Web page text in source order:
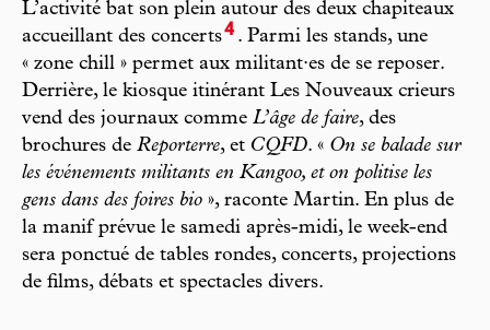
L’activité bat son plein autour des deux chapiteaux
accueillant des concerts4. Parmi les stands, une
« zone chill » permet aux militant·es de se reposer.
Derrière, le kiosque itinérant Les Nouveaux crieurs
vend des journaux comme L’âge de faire, des
brochures de Reporterre, et CQFD. « On se balade sur
les événements militants en Kangoo, et on politise les
gens dans des foires bio », raconte Martin. En plus de
la manif prévue le samedi après-midi, le week-end
sera ponctué de tables rondes, concerts, projections
de films, débats et spectacles divers.